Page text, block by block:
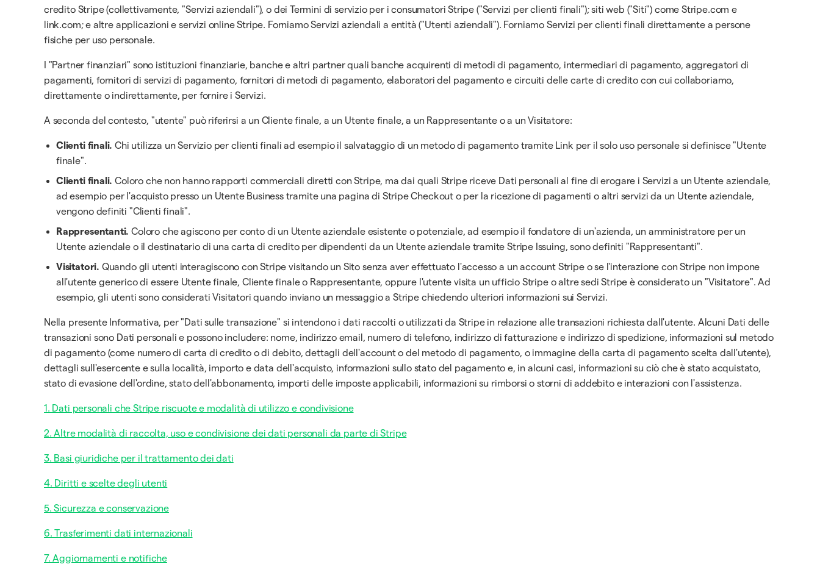
credito Stripe (collettivamente, "Servizi aziendali"), o dei Termini di servizio per i consumatori Stripe ("Servizi per clienti finali"); siti web ("Siti") come Stripe.com e
link.com; e altre applicazioni e servizi online Stripe. Forniamo Servizi aziendali a entità ("Utenti aziendali"). Forniamo Servizi per clienti finali direttamente a persone
fisiche per uso personale.
I "Partner finanziari" sono istituzioni finanziarie, banche e altri partner quali banche acquirenti di metodi di pagamento, intermediari di pagamento, aggregatori di
pagamenti, fornitori di servizi di pagamento, fornitori di metodi di pagamento, elaboratori del pagamento e circuiti delle carte di credito con cui collaboriamo,
direttamente o indirettamente, per fornire i Servizi.
A seconda del contesto, "utente" può riferirsi a un Cliente finale, a un Utente finale, a un Rappresentante o a un Visitatore:
Clienti finali. Chi utilizza un Servizio per clienti finali ad esempio il salvataggio di un metodo di pagamento tramite Link per il solo uso personale si definisce "Utente
finale".
Clienti finali. Coloro che non hanno rapporti commerciali diretti con Stripe, ma dai quali Stripe riceve Dati personali al fine di erogare i Servizi a un Utente aziendale,
ad esempio per l'acquisto presso un Utente Business tramite una pagina di Stripe Checkout o per la ricezione di pagamenti o altri servizi da un Utente aziendale,
vengono definiti "Clienti finali".
Rappresentanti. Coloro che agiscono per conto di un Utente aziendale esistente o potenziale, ad esempio il fondatore di un'azienda, un amministratore per un
Utente aziendale o il destinatario di una carta di credito per dipendenti da un Utente aziendale tramite Stripe Issuing, sono definiti "Rappresentanti".
Visitatori. Quando gli utenti interagiscono con Stripe visitando un Sito senza aver effettuato l'accesso a un account Stripe o se l'interazione con Stripe non impone
all'utente generico di essere Utente finale, Cliente finale o Rappresentante, oppure l'utente visita un ufficio Stripe o altre sedi Stripe è considerato un "Visitatore". Ad
esempio, gli utenti sono considerati Visitatori quando inviano un messaggio a Stripe chiedendo ulteriori informazioni sui Servizi.
Nella presente Informativa, per "Dati sulle transazione" si intendono i dati raccolti o utilizzati da Stripe in relazione alle transazioni richiesta dall'utente. Alcuni Dati delle
transazioni sono Dati personali e possono includere: nome, indirizzo email, numero di telefono, indirizzo di fatturazione e indirizzo di spedizione, informazioni sul metodo
di pagamento (come numero di carta di credito o di debito, dettagli dell'account o del metodo di pagamento, o immagine della carta di pagamento scelta dall'utente),
dettagli sull'esercente e sulla località, importo e data dell'acquisto, informazioni sullo stato del pagamento e, in alcuni casi, informazioni su ciò che è stato acquistato,
stato di evasione dell'ordine, stato dell'abbonamento, importi delle imposte applicabili, informazioni su rimborsi o storni di addebito e interazioni con l'assistenza.
1. Dati personali che Stripe riscuote e modalità di utilizzo e condivisione
2. Altre modalità di raccolta, uso e condivisione dei dati personali da parte di Stripe
3. Basi giuridiche per il trattamento dei dati
4. Diritti e scelte degli utenti
5. Sicurezza e conservazione
6. Trasferimenti dati internazionali
7. Aggiornamenti e notifiche